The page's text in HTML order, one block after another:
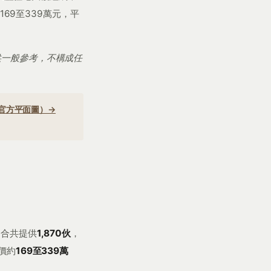
至339萬元，平
般參考，不構成任
方平面圖）→
共提供1,870伙 ，
約169至339萬